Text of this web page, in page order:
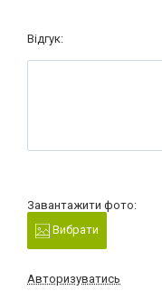
Відгук:
Завантажити фото:
Вибрати
Авторизуватись